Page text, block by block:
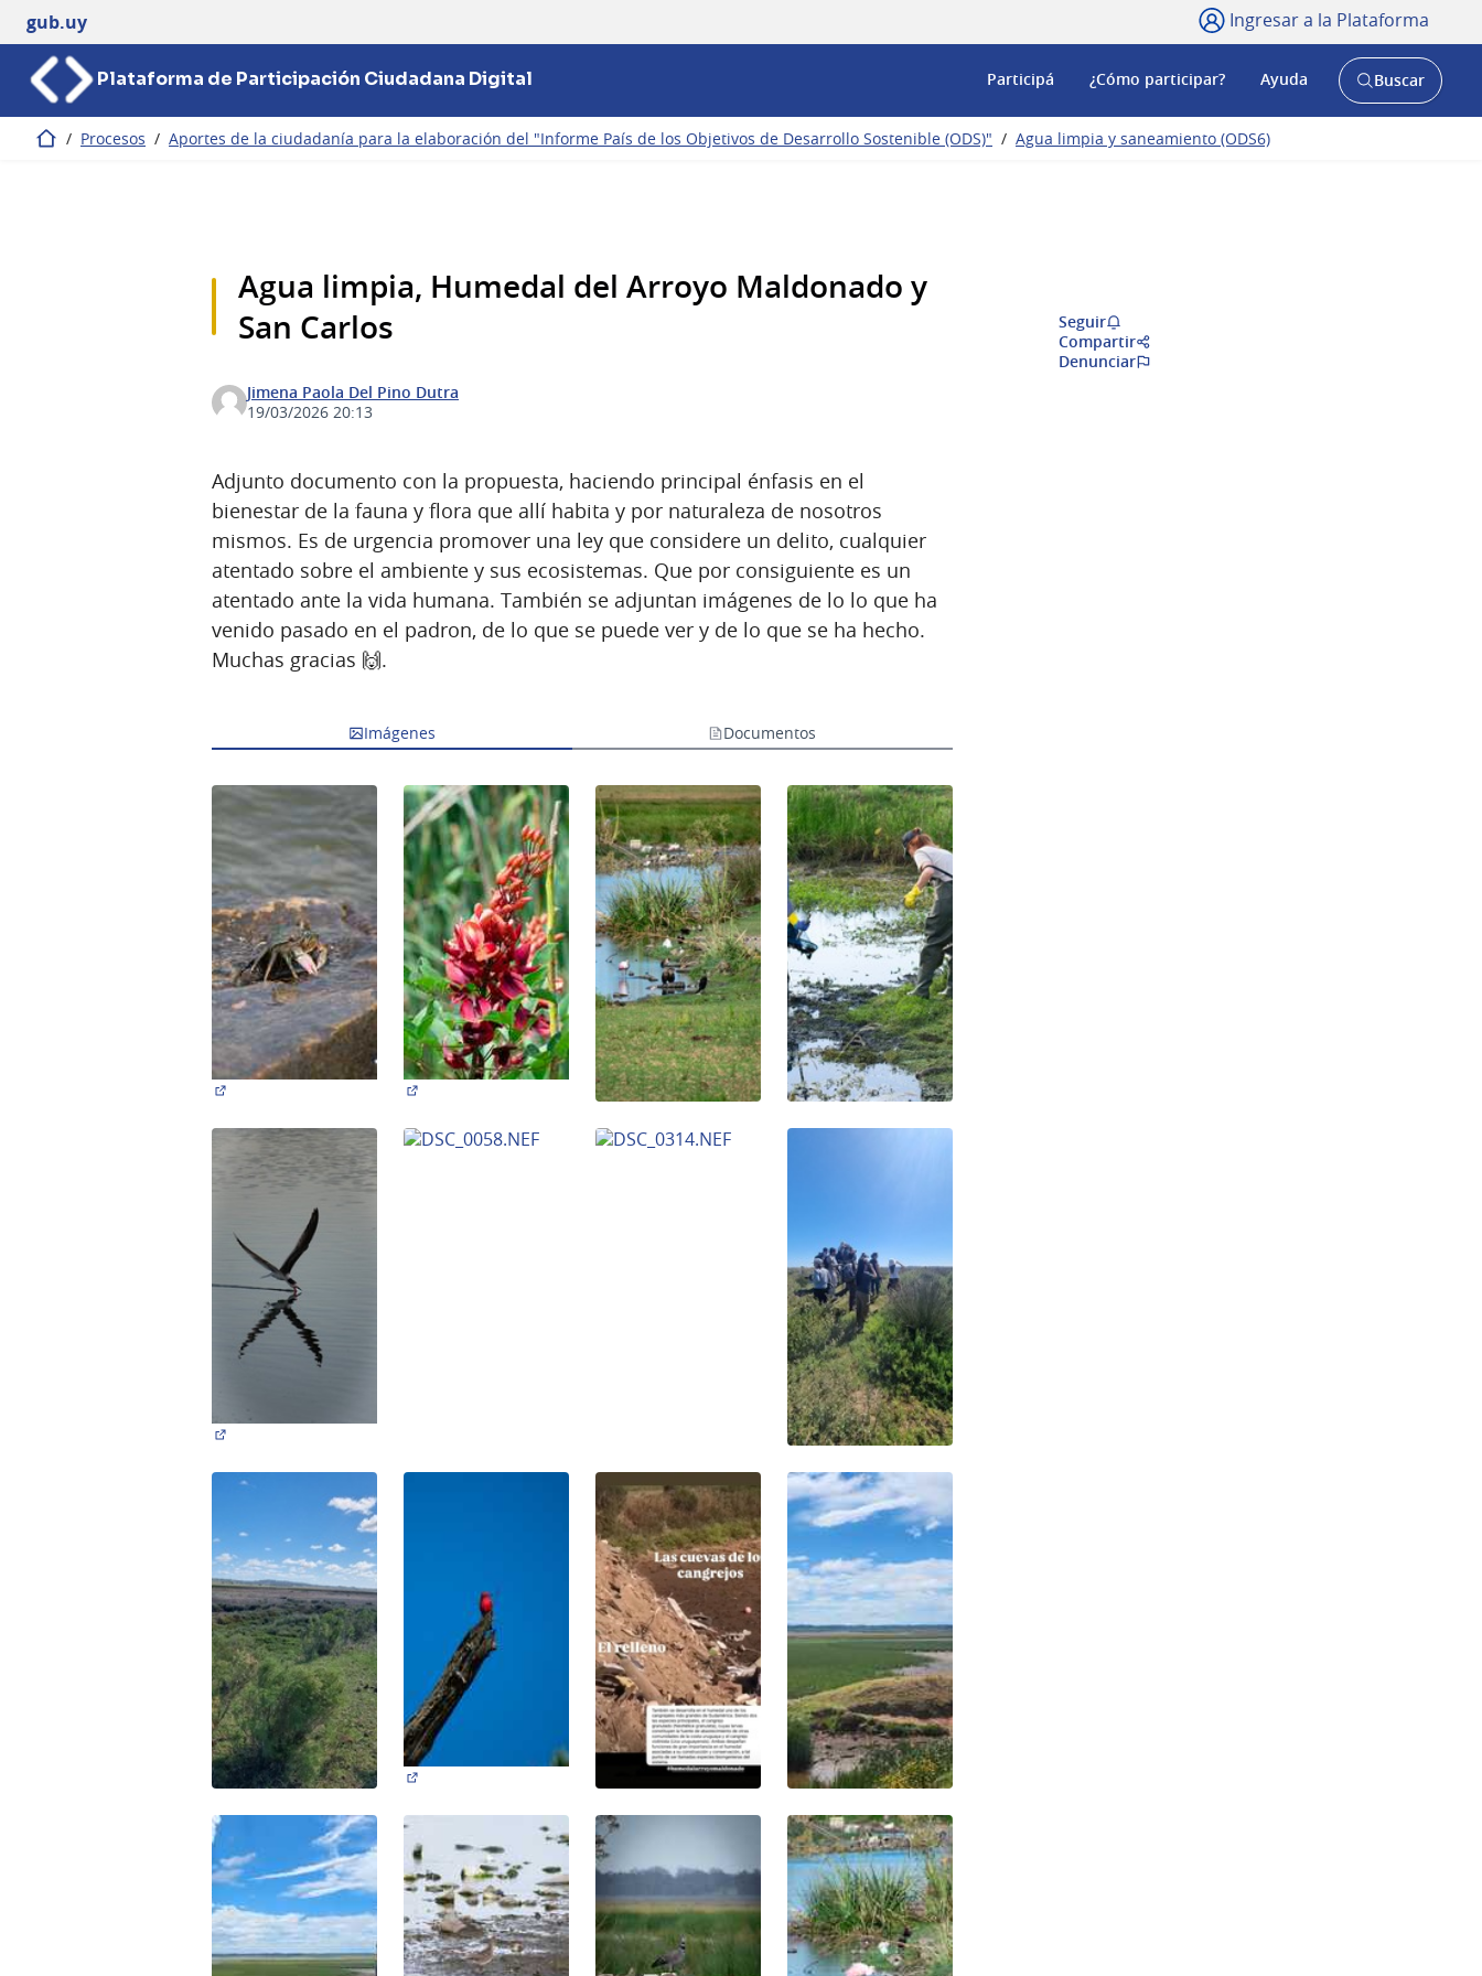
gub.uy Ingresar a la Plataforma
Plataforma de Participación Ciudadana Digital Participá ¿Cómo participar? Ayuda
AbrirBuscar
Inicio / Procesos / Aportes de la ciudadanía para la elaboración del "Informe País de los Objetivos de Desarrollo Sostenible (ODS)" / Agua limpia y saneamiento (ODS6)
Agua limpia, Humedal del Arroyo Maldonado y
San Carlos
Jimena Paola Del Pino Dutra
19/03/2026 20:13
Adjunto documento con la propuesta, haciendo principal énfasis en el
bienestar de la fauna y flora que allí habita y por naturaleza de nosotros
mismos. Es de urgencia promover una ley que considere un delito, cualquier
atentado sobre el ambiente y sus ecosistemas. Que por consiguiente es un
atentado ante la vida humana. También se adjuntan imágenes de lo lo que ha
venido pasado en el padron, de lo que se puede ver y de lo que se ha hecho.
Muchas gracias 🙌.
Imágenes Documentos
(Abrir en una pestaña nueva)
(Abrir en una pestaña nueva)(Abrir en una pestaña nueva)
(Abrir en una pestaña nueva)(Abrir en una pestaña nueva)(Abrir en una pestaña nueva)
(Abrir en una pestaña nueva)
(Abrir en una pestaña nueva)
(Abrir en una pestaña nueva)(Abrir en una pestaña nueva)
Seguir
Compartir
Denunciar